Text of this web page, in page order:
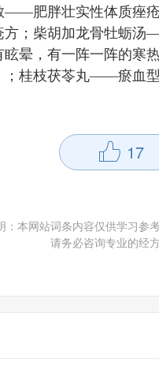
肥胖壮实性体质痤
方；柴胡加龙骨牡蛎
晕，有一阵一阵的寒
；桂枝茯苓丸——瘀血型
17
：本网站词条内容仅供学习参
请务必咨询专业的经